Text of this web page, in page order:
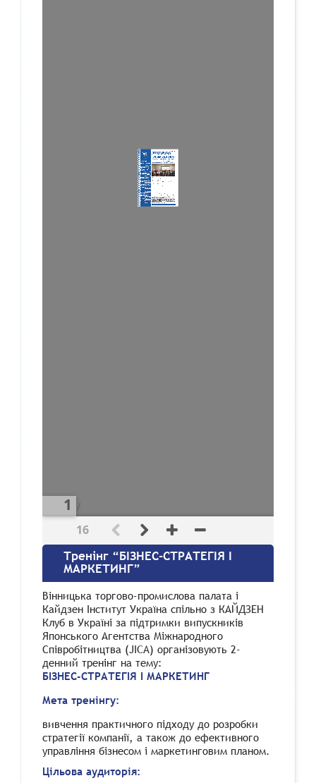
16
Тренінг “БІЗНЕС-СТРАТЕГІЯ І
МАРКЕТИНГ”
Вінницька торгово-промислова палата і
Кайдзен Інститут Україна спільно з КАЙДЗЕН
Клуб в Україні за підтримки випускників
Японського Агентства Міжнародного
Співробітництва (JICA) організовують 2-
денний тренінг на тему:
БІЗНЕС-СТРАТЕГІЯ І МАРКЕТИНГ
Мета тренінгу:
вивчення практичного підходу до розробки
стратегії компанії, а також до ефективного
управління бізнесом і маркетинговим планом.
Цільова аудиторія: